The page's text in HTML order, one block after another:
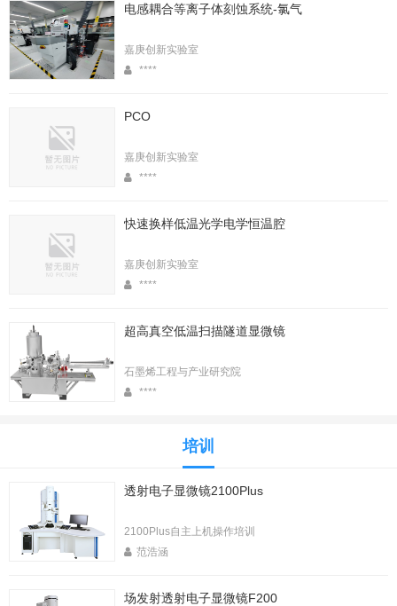
电感耦合等离子体刻蚀系统-氯气
嘉庚创新实验室
****
PCO
嘉庚创新实验室
****
快速换样低温光学电学恒温腔
嘉庚创新实验室
****
超高真空低温扫描隧道显微镜
石墨烯工程与产业研究院
****
培训
透射电子显微镜2100Plus
2100Plus自主上机操作培训
范浩涵
场发射透射电子显微镜F200